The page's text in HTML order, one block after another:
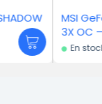
5070 Ti INSPIRE